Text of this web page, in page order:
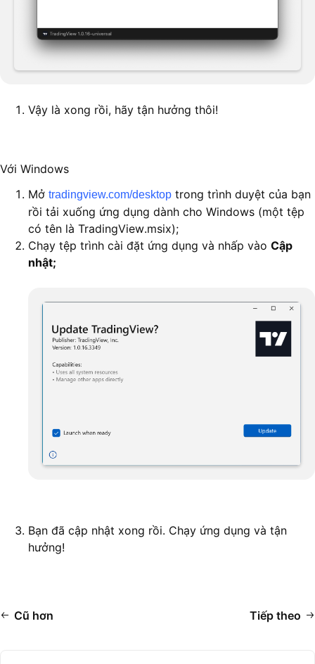
Vậy là xong rồi, hãy tận hưởng thôi!
Với Windows
Mở tradingview.com/desktop trong trình duyệt của bạn
rồi tải xuống ứng dụng dành cho Windows (một tệp
có tên là TradingView.msix);
Chạy tệp trình cài đặt ứng dụng và nhấp vào Cập
nhật;
Bạn đã cập nhật xong rồi. Chạy ứng dụng và tận
hưởng!
Cũ hơn Tiếp theo